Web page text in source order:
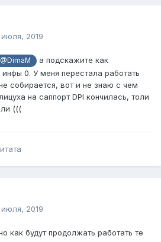
июля, 2019
@DimaM
а подскажите как
инфы 0. У меня перестала работать
собирается, вот и не знаю с чем
на саппорт DPI кончилась, толи
(((
июля, 2019
как будут продолжать работать те